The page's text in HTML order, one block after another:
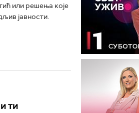
или решења које
јавности.
ти